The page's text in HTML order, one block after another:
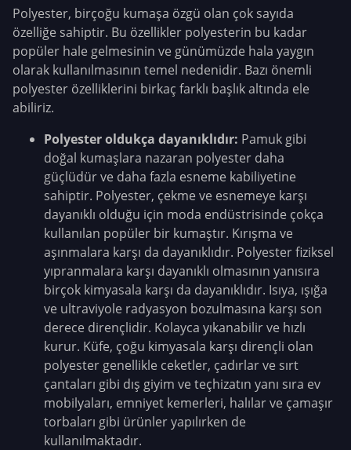
Polyester, birçoğu kumaşa özgü olan çok sayıda
özelliğe sahiptir. Bu özellikler polyesterin bu kadar
popüler hale gelmesinin ve günümüzde hala yaygın
olarak kullanılmasının temel nedenidir. Bazı önemli
polyester özelliklerini birkaç farklı başlık altında ele
abiliriz.
Polyester oldukça dayanıklıdır: Pamuk gibi
doğal kumaşlara nazaran polyester daha
güçlüdür ve daha fazla esneme kabiliyetine
sahiptir. Polyester, çekme ve esnemeye karşı
dayanıklı olduğu için moda endüstrisinde çokça
kullanılan popüler bir kumaştır. Kırışma ve
aşınmalara karşı da dayanıklıdır. Polyester fiziksel
yıpranmalara karşı dayanıklı olmasının yanısıra
birçok kimyasala karşı da dayanıklıdır. Isıya, ışığa
ve ultraviyole radyasyon bozulmasına karşı son
derece dirençlidir. Kolayca yıkanabilir ve hızlı
kurur. Küfe, çoğu kimyasala karşı dirençli olan
polyester genellikle ceketler, çadırlar ve sırt
çantaları gibi dış giyim ve teçhizatın yanı sıra ev
mobilyaları, emniyet kemerleri, halılar ve çamaşır
torbaları gibi ürünler yapılırken de
kullanılmaktadır.